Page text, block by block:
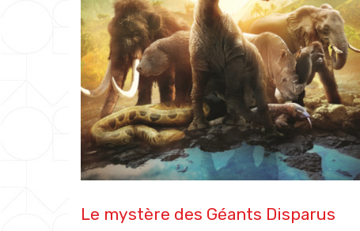
Le mystère des Géants Disparus